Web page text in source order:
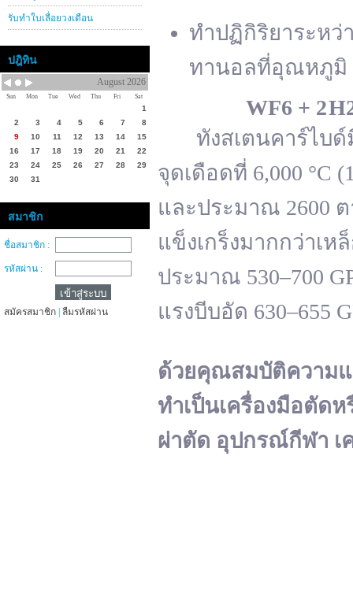
รับทำใบเลื่อยวงเดือน
ปฎิทิน
August 2026
Sun Mon Tue Wed Thu Fri Sat
1
2
3 4 5 6 7
8
9
10 11 12 13 14
15
16
17 18 19 20 21
22
23
24 25 26 27 28
29
30
31
สมาชิก
ชื่อสมาชิก :
รหัสผ่าน :
สมัครสมาชิก ลืมรหัสผ่าน
ทำปฏิกิริยาระหว่
ทานอลที่อุณหภูมิ
WF6 + 2 H
ทังสเตนคาร์ไบด์มี
จุดเดือดที่ 6,000 °C
และประมาณ 2600
แข็งเกร็งมากกว่าเ
ประมาณ 530–700
แรงบีบอัด 630–655
ด้วยคุณสมบัติความแ
ทำเป็นเครื่องมือตัดห
ผ่าตัด อุปกรณ์กีฬา เ